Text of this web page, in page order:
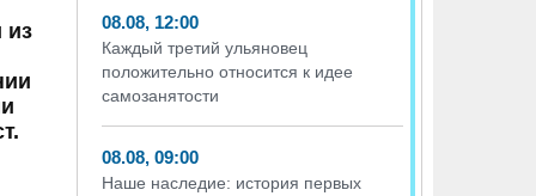
из
08.08, 12:00
Каждый третий ульяновец
положительно относится к идее
самозанятости
08.08, 09:00
Наше наследие: история первых